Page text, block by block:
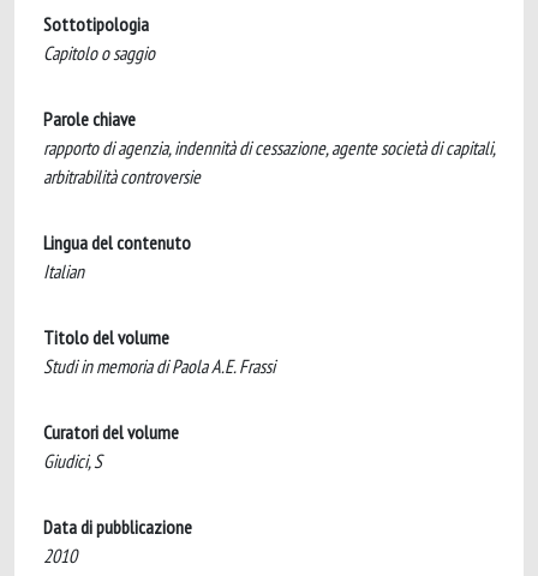
Sottotipologia
Capitolo o saggio
Parole chiave
rapporto di agenzia, indennità di cessazione, agente società di capitali,
arbitrabilità controversie
Lingua del contenuto
Italian
Titolo del volume
Studi in memoria di Paola A.E. Frassi
Curatori del volume
Giudici, S
Data di pubblicazione
2010